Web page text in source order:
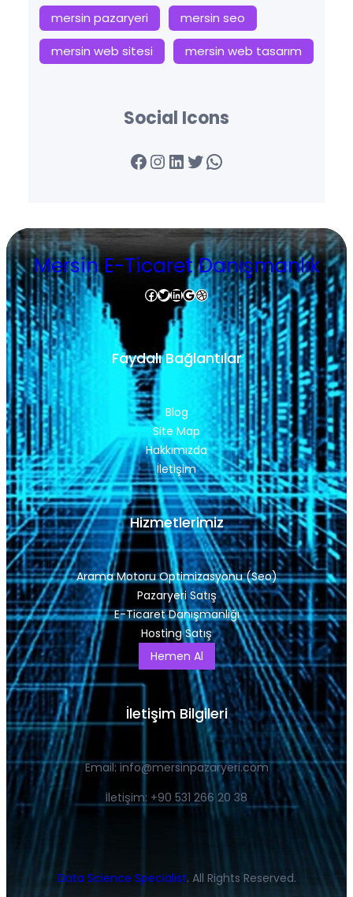
mersin pazaryeri
mersin seo
mersin web sitesi
mersin web tasarım
Social Icons
Facebook InstagramLinkedIn Twitter WhatsApp
Mersin E-Ticaret Danışmanlık
Facebook Twitter LinkedIn Google Dribbble
Faydalı Bağlantılar
Blog
Site Map
Hakkımızda
İletişim
Hizmetlerimiz
Arama Motoru Optimizasyonu (Seo)
Pazaryeri Satış
E-Ticaret Danışmanlığı
Hosting Satış
Hemen Al
İletişim Bilgileri
Email:info@mersinpazaryeri.com
İletişim: +90 531 266 20 38
Data Science Specialist. All Rights Reserved.